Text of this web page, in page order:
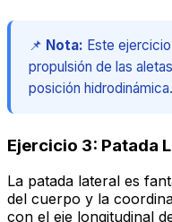
📌 Nota: Este
propulsión de las
posición hidrodinámica.
Ejercicio 3: Patada
La patada lateral es
del cuerpo y la
con el eje longitudinal